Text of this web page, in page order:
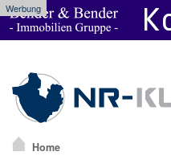
Werbung
Home